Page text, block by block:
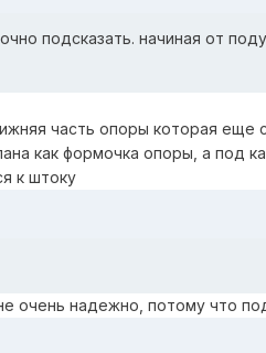
подсказать. начиная от
часть опоры которая
как формочка опоры, а под
к штоку
очень надежно, потому что